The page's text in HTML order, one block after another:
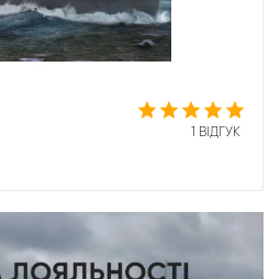
1 ВІДГУК